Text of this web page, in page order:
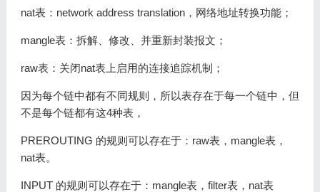
nat表：network address translation，网络地址转换功能；
mangle表：拆解、修改、并重新封装报文；
raw表：关闭nat表上启用的连接追踪机制；
因为每个链中都有不同规则，所以表存在于每一个链中，但
不是每个链都有这4种表，
PREROUTING 的规则可以存在于：raw表，mangle表，
nat表。
INPUT 的规则可以存在于：mangle表，filter表，nat表